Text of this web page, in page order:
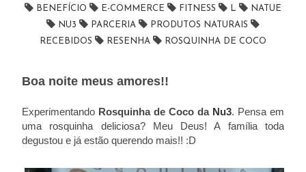
BENEFÍCIO E-COMMERCE FITNESS L
NATUE
NU3
PARCERIA
PRODUTOS NATURAIS
RECEBIDOS
RESENHA ROSQUINHA DE COCO
Boa noite meus amores!!
Experimentando Rosquinha de Coco da Nu3. Pensa em
uma rosquinha deliciosa? Meu Deus! A família toda
degustou e já estão querendo mais!! :D